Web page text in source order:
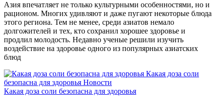
Азия впечатляет не только культурными особенностями, но и
рационом. Многих удивляют и даже пугают некоторые блюда
этого региона. Тем не менее, среди азиатов немало
долгожителей и тех, кто сохранил хорошее здоровье и
продлил молодость. Недавно ученые решили изучить
воздействие на здоровье одного из популярных азиатских
блюд
Какая доза соли
безопасна для здоровья Новости
Какая доза соли безопасна для здоровья